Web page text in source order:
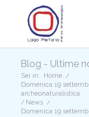
Blog - Ultime
Sei in: Home /
Domenica 19
archeonaturalistica
/ News /
Domenica 19